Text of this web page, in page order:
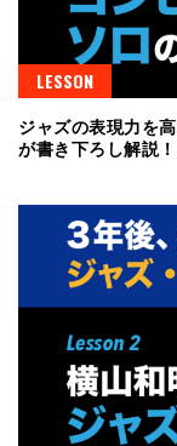
LESSON
ジャズの表現力を
が書き下ろし解説！